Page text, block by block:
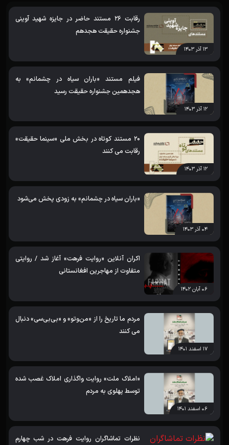
۱۳ آذر ۱۴۰۳
رقابت 26 مستند حاضر در جایزه شهید آوینی
جشنواره حقیقت هجدهم
۱۲ آذر ۱۴۰۳
فیلم مستند «باران سیاه در چشمانم» به
هجدهمین جشنواره حقیقت رسید
۱۲ آذر ۱۴۰۳
20 مستند کوتاه در بخش ملی «سینما حقیقت»
رقابت می کنند
۰۴ آذر ۱۴۰۳
«باران سیاه در چشمانم» به زودی پخش می‌شود
۰۶ آبان ۱۴۰۲
اکران آنلاین «روایت فرهت» آغاز شد / روایتی
متفاوت از مهاجرین افغانستانی
۱۷ اسفند ۱۴۰۱
مردم ما تاریخ را از «من‌وتو» و «بی‌بی‌سی» دنبال
می کنند
۰۶ اسفند ۱۴۰۱
«املاک ملت» روایت واگذاری املاک غصب شده
توسط پهلوی به مردم
نظرات تماشاگران روایت فرهت در شب چهارم